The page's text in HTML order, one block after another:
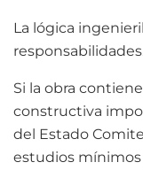
La lógica
Si la obra
constructiva
del Estado
estudios mínimos